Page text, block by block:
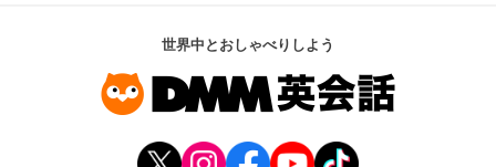
世界中とおしゃべりしよう